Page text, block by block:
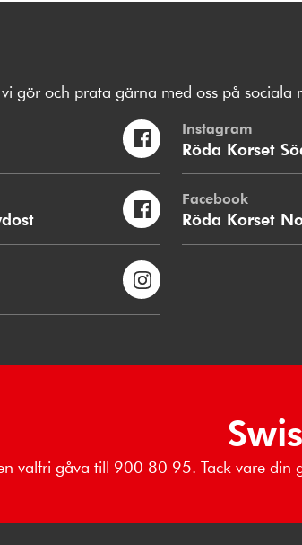
gör och prata gärna med oss på sociala
Instagram
Röda Korset
Facebook
Röda Korset
valfri gåva till 900 80 95. Tack vare